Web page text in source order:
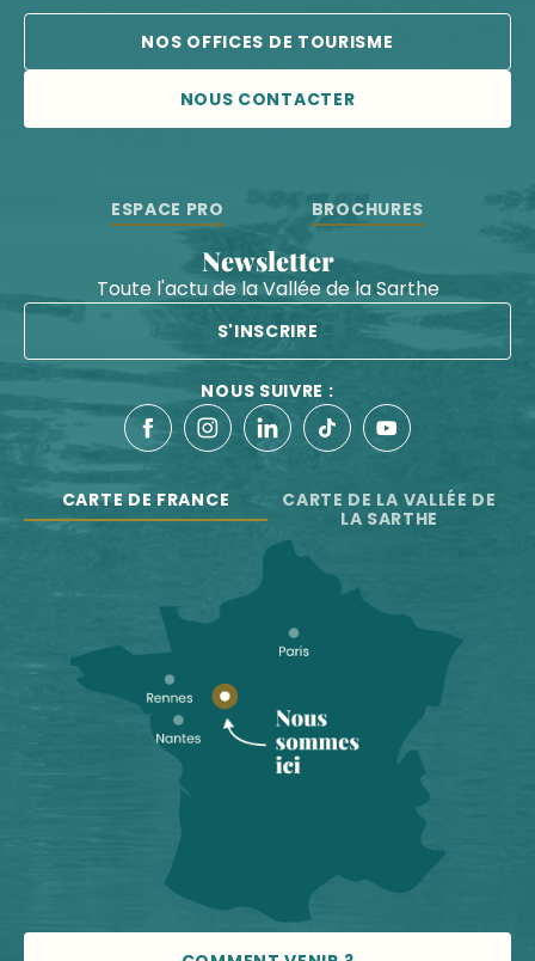
NOS OFFICES DE TOURISME
NOUS CONTACTER
ESPACE PRO BROCHURES
Newsletter
Toute l'actu de la Vallée de la Sarthe
S'INSCRIRE
NOUS SUIVRE :
CARTE DE FRANCE
CARTE DE LA VALLÉE DE
LA SARTHE